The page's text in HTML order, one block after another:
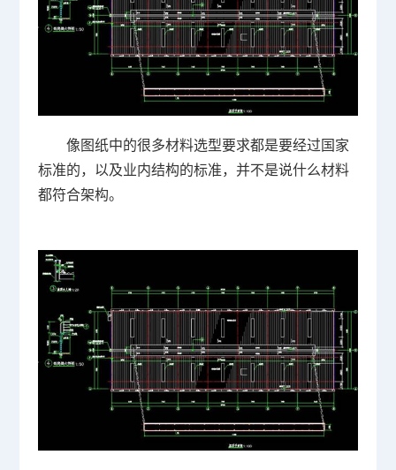
像图纸中的很多材料选型要求都是要经过国家
标准的，以及业内结构的标准，并不是说什么材料
都符合架构。